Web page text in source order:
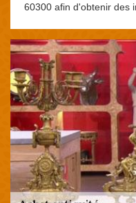
60300 afin d'obtenir des